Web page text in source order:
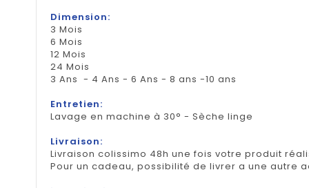
Dimension:
3 Mois
6 Mois
12 Mois
24 Mois
3 Ans - 4 Ans - 6 Ans - 8 ans -10 ans
Entretien:
Lavage en machine à 30° - Sèche linge
Livraison:
Livraison colissimo 48h une fois votre produit
Pour un cadeau, possibilité de livrer a une autre